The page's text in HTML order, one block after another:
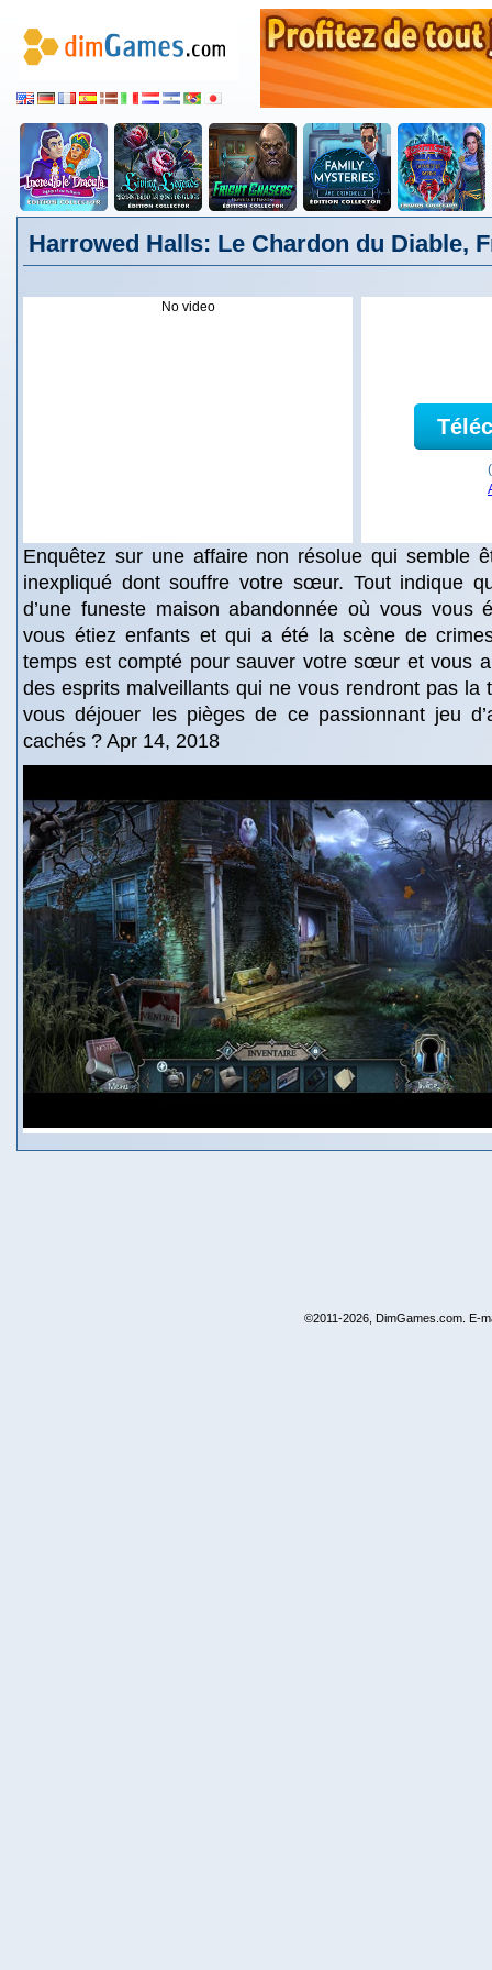
Harrowed Halls: Le Chardon du Diable,
No video
Enquêtez sur une affaire non résolue qui semble
inexpliqué dont souffre votre sœur. Tout indique
d’une funeste maison abandonnée où vous vous
vous étiez enfants et qui a été la scène de
temps est compté pour sauver votre sœur et vous
des esprits malveillants qui ne vous rendront pas la
vous déjouer les pièges de ce passionnant jeu
cachés ? Apr 14, 2018
©2011-2026, DimGames.com. E-